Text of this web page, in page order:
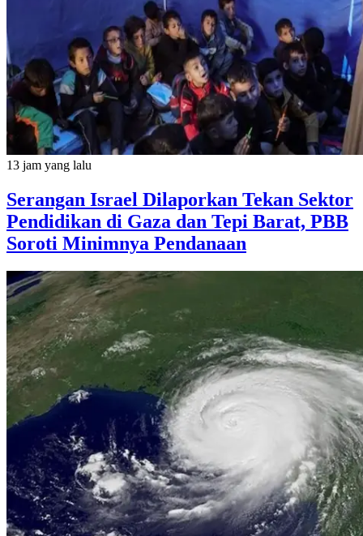
13 jam yang lalu
Serangan Israel Dilaporkan Tekan Sektor
Pendidikan di Gaza dan Tepi Barat, PBB
Soroti Minimnya Pendanaan